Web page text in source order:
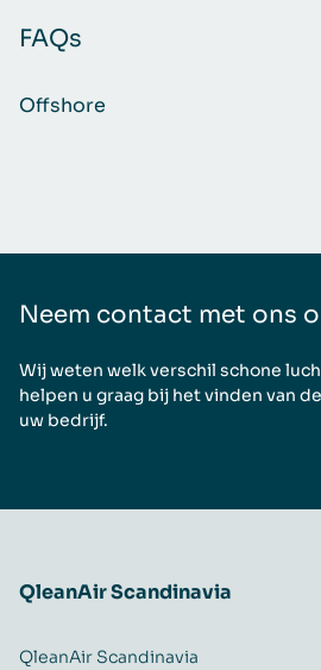
FAQs
Offshore
Neem contact met ons
Wij weten welk verschil schone
helpen u graag bij het vinden van
uw bedrijf.
QleanAir Scandinavia
QleanAir Scandinavia